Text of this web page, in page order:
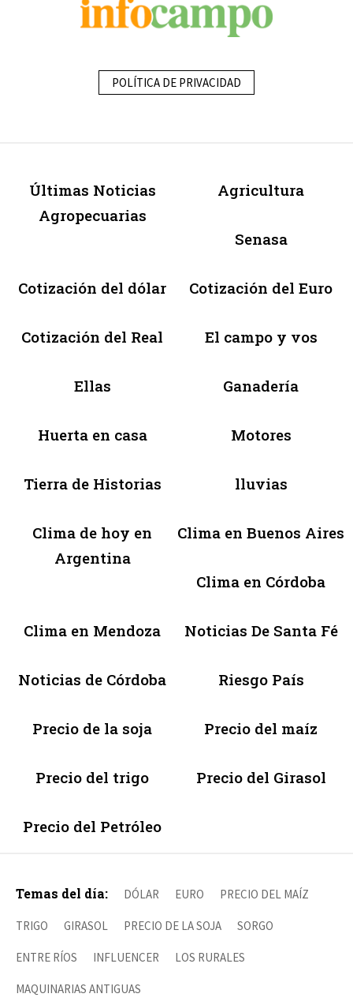
POLÍTICA DE PRIVACIDAD
Últimas Noticias
Agropecuarias
Agricultura
Senasa
Cotización del dólar Cotización del Euro
Cotización del Real El campo y vos
Ellas Ganadería
Huerta en casa Motores
Tierra de Historias lluvias
Clima de hoy en
Argentina
Clima en Buenos Aires
Clima en Córdoba
Clima en Mendoza Noticias De Santa Fé
Noticias de Córdoba Riesgo País
Precio de la soja Precio del maíz
Precio del trigo Precio del Girasol
Precio del Petróleo
Temas del día: DÓLAR EURO PRECIO DEL MAÍZ
TRIGO GIRASOL PRECIO DE LA SOJA SORGO
ENTRE RÍOS INFLUENCER LOS RURALES
MAQUINARIAS ANTIGUAS